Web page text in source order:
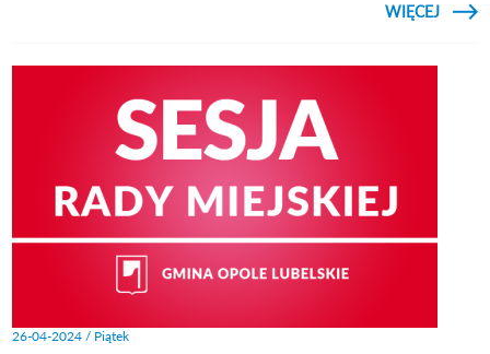
CZYTAJ
WIĘCEJ O
26-04-2024 / Piątek